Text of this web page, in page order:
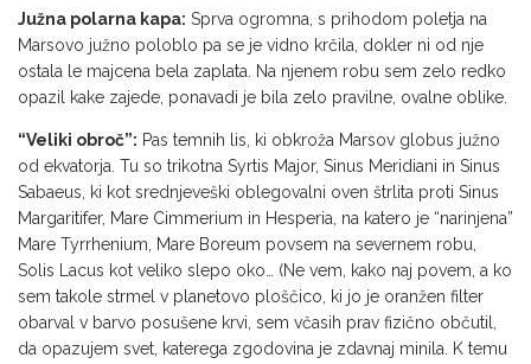
Južna polarna kapa: Sprva ogromna, s prihodom poletja na
Marsovo južno polob­lo pa se je vidno krčila, dokler ni od nje
os­tala le majcena bela zaplata. Na njenem ro­bu sem zelo redko
opazil kake zajede, pona­vadi je bila zelo pravilne, ovalne oblike.
“Veliki obroč”: Pas temnih lis, ki obkro­ža Marsov globus južno
od ekvatorja. Tu so trikotna Syrtis Major, Sinus Meridiani in Sinus
Sabaeus, ki kot srednjeveški oblegoval­ni oven štrlita proti Sinus
Margaritifer, Mare Cimmerium in Hesperia, na katero je “nari­njena”
Mare Tyrrhenium, Mare Boreum pov­sem na severnem robu,
Solis Lacus kot veli­ko slepo oko… (Ne vem, kako naj povem, a ko
sem takole strmel v planetovo ploščico, ki jo je oranžen filter
obarval v barvo posu­šene krvi, sem včasih prav fizično občutil,
da opazujem svet, katerega zgodovina je zdavnaj minila. K temu